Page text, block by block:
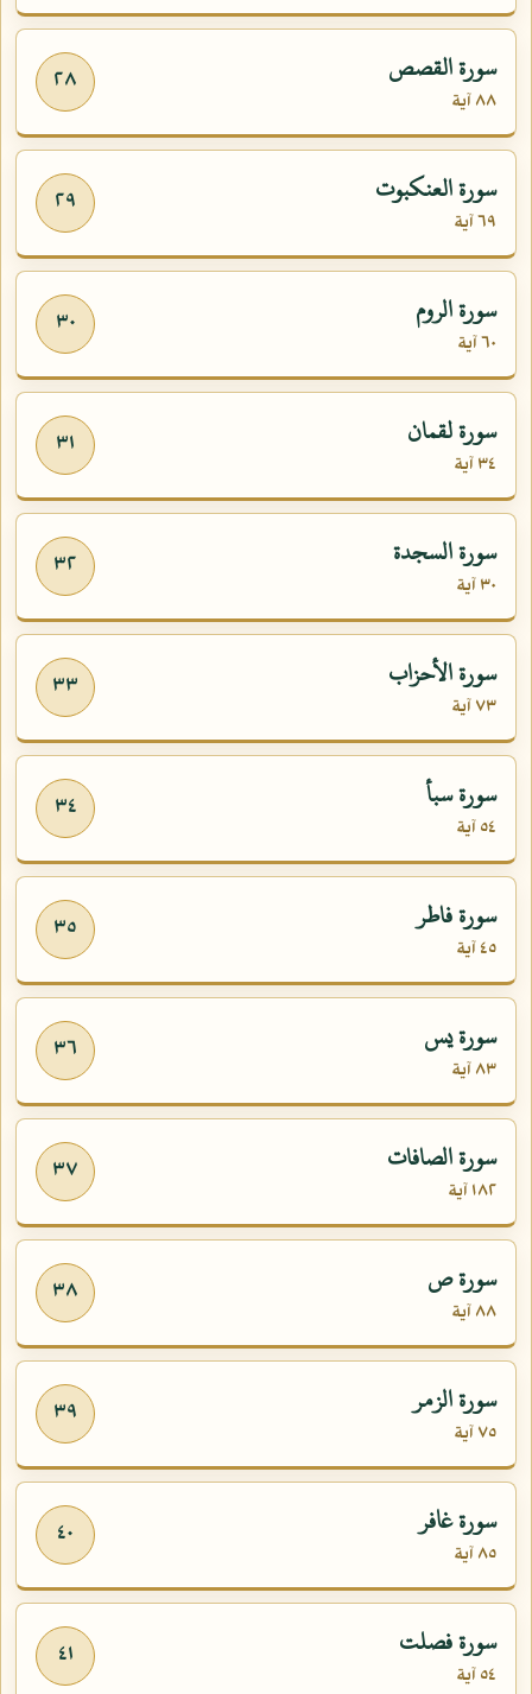
٢٨ سورة القصص
٨٨ آية
٢٩ سورة العنكبوت
٦٩ آية
٣٠ سورة الروم
٦٠ آية
٣١ سورة لقمان
٣٤ آية
٣٢ سورة السجدة
٣٠ آية
٣٣ سورة الأحزاب
٧٣ آية
٣٤ سورة سبأ
٥٤ آية
٣٥ سورة فاطر
٤٥ آية
٣٦ سورة يس
٨٣ آية
٣٧ سورة الصافات
١٨٢ آية
٣٨ سورة ص
٨٨ آية
٣٩ سورة الزمر
٧٥ آية
٤٠ سورة غافر
٨٥ آية
٤١ سورة فصلت
٥٤ آية